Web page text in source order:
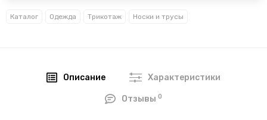
Каталог Одежда Трикотаж Носки и трусы
Описание Характеристики
Отзывы0